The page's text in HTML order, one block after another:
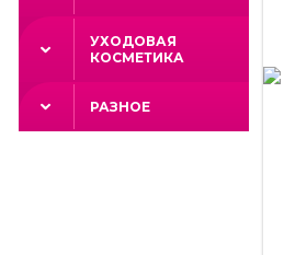
УХОДОВАЯ
КОСМЕТИКА
РАЗНОЕ